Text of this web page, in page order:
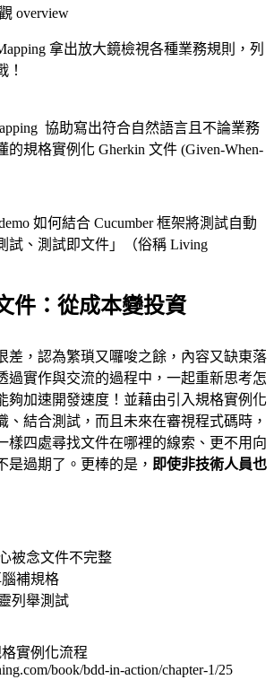
overview
拿出放大鏡檢視各種業務規則，列
！
協助寫出符合自然語言且不論業務
的規格實例化 Gherkin 文件 (Given-When-
如何結合 Cucumber 框架將測試自動
試、測試即文件」（俗稱 Living
件：從成本變投資
差，認為繁瑣又囉唆之餘，內容又缺東落
過實作與交流的過程中，一起重新思考怎
夠加速開發速度！並藉由引入規格實例化
、結合測試，而且未來在審視程式碼時，
樣四處尋找文件在哪裡的線索、更不用向
是過期了。更棒的是， 即使非技術人員也
被念文件不完整
補規格
列舉測試
實例化流程
book/bdd-in-action/chapter-1/25